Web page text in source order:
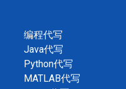
编程代写
Java代写
Python代写
MATLAB代写